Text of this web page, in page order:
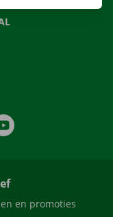
en promoties